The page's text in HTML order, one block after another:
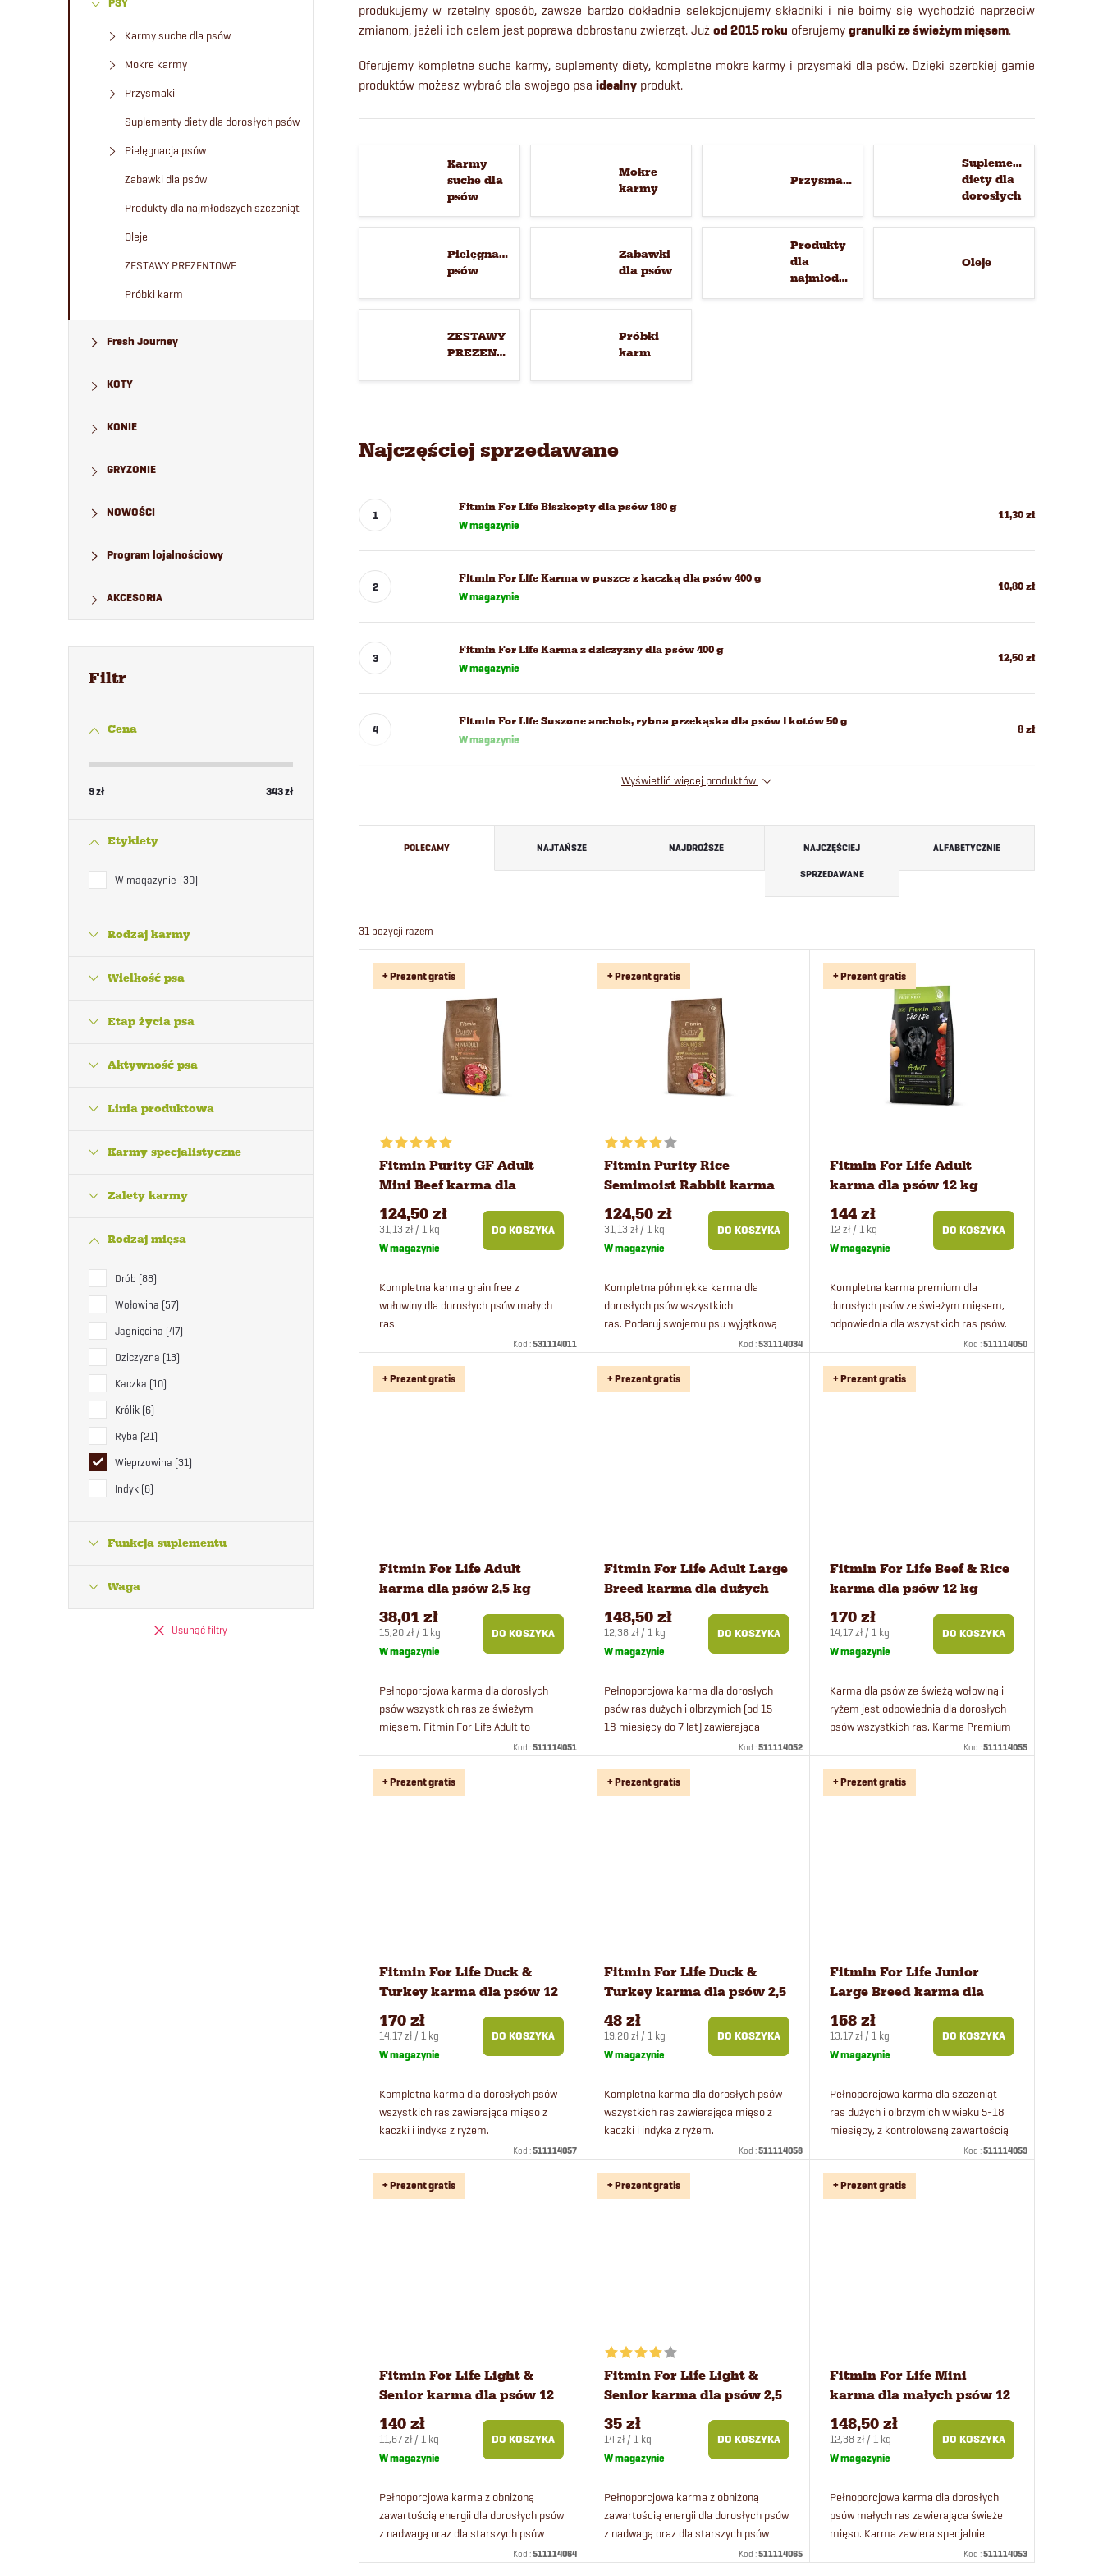
PSY
Karmy suche dla psów
Mokre karmy
Przysmaki
Suplementy diety dla dorosłych psów
Pielęgnacja psów
Zabawki dla psów
Produkty dla najmłodszych szczeniąt
Oleje
ZESTAWY PREZENTOWE
Próbki karm
Fresh Journey
KOTY
KONIE
GRYZONIE
NOWOŚCI
Program lojalnościowy
AKCESORIA
Cena
9zł 343zł
Etykiety
W magazynie 30
Rodzaj karmy
Wielkość psa
Etap życia psa
Aktywność psa
Linia produktowa
Karmy specjalistyczne
Zalety karmy
Rodzaj mięsa
Drób 88
Wołowina 57
Jagnięcina 47
Dziczyzna 13
Kaczka 10
Królik 6
Ryba 21
Wieprzowina 31
Indyk 6
Funkcja suplementu
Waga
Usunąć filtry
produkujemy w rzetelny sposób, zawsze bardzo dokładnie selekcjonujemy składniki i nie boimy się wychodzić naprzeciw
zmianom, jeżeli ich celem jest poprawa dobrostanu zwierząt. Już od 2015 roku oferujemy granulki ze świeżym mięsem.
Oferujemy kompletne suche karmy, suplementy diety, kompletne mokre karmy i przysmaki dla psów. Dzięki szerokiej gamie
produktów możesz wybrać dla swojego psa idealny produkt.
Karmy
suche dla
psów
Mokre
karmy
Przysmaki
Suplementy
diety dla
dorosłych
Pielęgnacja
psów
Zabawki
dla psów
Produkty
dla
najmłodszych
Oleje
ZESTAWY
PREZENTOWE
Próbki
karm
Najczęściej sprzedawane
Fitmin For Life Biszkopty dla psów 180 g
W magazynie
11,30 zł
Fitmin For Life Karma w puszce z kaczką dla psów 400 g
W magazynie
10,80 zł
Fitmin For Life Karma z dziczyzny dla psów 400 g
W magazynie
12,50 zł
Fitmin For Life Suszone anchois, rybna przekąska dla psów i kotów 50 g
W magazynie
8 zł
Wyświetlić więcej produktów
r
d
w
POLECAMY NAJTAŃSZE NAJDROŻSZE NAJCZĘŚCIEJ
SPRZEDAWANE
ALFABETYCZNIE
31 pozycji razem
L
k
+ Prezent gratis
Fitmin Purity GF Adult
Mini Beef karma dla
małych psów 4 kg
124,50 zł
Cena
jednostkowa:
31,13 zł / 1 kg
W magazynie
DO KOSZYKA
Kompletna karma grain free z
wołowiny dla dorosłych psów małych
ras.
Kod :531114011
+ Prezent gratis
Fitmin Purity Rice
Semimoist Rabbit karma
dla psów 4 kg
124,50 zł
Cena
jednostkowa:
31,13 zł / 1 kg
W magazynie
DO KOSZYKA
Kompletna półmiękka karma dla
dorosłych psów wszystkich
ras. Podaruj swojemu psu wyjątkową
ucztę w postaci świeżego mięsnego
Kod :531114034
+ Prezent gratis
Fitmin For Life Adult
karma dla psów 12 kg
144 zł
Cena
jednostkowa:
12 zł / 1 kg
W magazynie
DO KOSZYKA
Kompletna karma premium dla
dorosłych psów ze świeżym mięsem,
odpowiednia dla wszystkich ras psów.
Fitmin For Life Adult to wysokiej
korzeń...
Kod :511114050
+ Prezent gratis
Fitmin For Life Adult
karma dla psów 2,5 kg
38,01 zł
Cena
jednostkowa:
15,20 zł / 1 kg
W magazynie
DO KOSZYKA
Pełnoporcjowa karma dla dorosłych
psów wszystkich ras ze świeżym
mięsem. Fitmin For Life Adult to
wysokiej jakości kompletna karma
wspomagający pracę...
Kod :511114051
+ Prezent gratis
Fitmin For Life Adult Large
Breed karma dla dużych
psów 12 kg
148,50 zł
Cena
jednostkowa:
12,38 zł / 1 kg
W magazynie
DO KOSZYKA
Pełnoporcjowa karma dla dorosłych
psów ras dużych i olbrzymich (od 15-
18 miesięcy do 7 lat) zawierająca
Kod :511114052
+ Prezent gratis
Fitmin For Life Beef & Rice
karma dla psów 12 kg
170 zł
Cena
jednostkowa:
14,17 zł / 1 kg
W magazynie
DO KOSZYKA
Karma dla psów ze świeżą wołowiną i
ryżem jest odpowiednia dla dorosłych
psów wszystkich ras. Karma Premium
jest hipoalergiczna, nie zawiera
Kod :511114055
+ Prezent gratis
Fitmin For Life Duck &
Turkey karma dla psów 12
kg
170 zł
Cena
jednostkowa:
14,17 zł / 1 kg
W magazynie
DO KOSZYKA
Kompletna karma dla dorosłych psów
wszystkich ras zawierająca mięso z
kaczki i indyka z ryżem.
Kod :511114057
+ Prezent gratis
Fitmin For Life Duck &
Turkey karma dla psów 2,5
kg
48 zł
Cena
jednostkowa:
19,20 zł / 1 kg
W magazynie
DO KOSZYKA
Kompletna karma dla dorosłych psów
wszystkich ras zawierająca mięso z
kaczki i indyka z ryżem.
Kod :511114058
+ Prezent gratis
Fitmin For Life Junior
Large Breed karma dla
psów 12 kg
158 zł
Cena
jednostkowa:
13,17 zł / 1 kg
W magazynie
DO KOSZYKA
Pełnoporcjowa karma dla szczeniąt
ras dużych i olbrzymich w wieku 5-18
miesięcy, z kontrolowaną zawartością
Kod :511114059
+ Prezent gratis
Fitmin For Life Light &
Senior karma dla psów 12
kg
140 zł
Cena
jednostkowa:
11,67 zł / 1 kg
W magazynie
DO KOSZYKA
Pełnoporcjowa karma z obniżoną
zawartością energii dla dorosłych psów
z nadwagą oraz dla starszych psów
Kod :511114064
+ Prezent gratis
Fitmin For Life Light &
Senior karma dla psów 2,5
kg
35 zł
Cena
jednostkowa:
14 zł / 1 kg
W magazynie
DO KOSZYKA
Pełnoporcjowa karma z obniżoną
zawartością energii dla dorosłych psów
z nadwagą oraz dla starszych psów
Kod :511114065
+ Prezent gratis
Fitmin For Life Mini
karma dla małych psów 12
kg
148,50 zł
Cena
jednostkowa:
12,38 zł / 1 kg
W magazynie
DO KOSZYKA
Pełnoporcjowa karma dla dorosłych
psów małych ras zawierająca świeże
mięso. Karma zawiera specjalnie
dostosowany granulat dla małych ras.
Kod :511114053